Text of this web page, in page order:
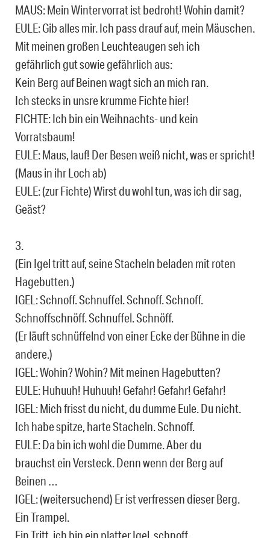
MAUS: Mein Wintervorrat ist bedroht! Wohin damit?
EULE: Gib alles mir. Ich pass drauf auf, mein Mäuschen.
Mit meinen großen Leuchteaugen seh ich
gefährlich gut sowie gefährlich aus:
Kein Berg auf Beinen wagt sich an mich ran.
Ich stecks in unsre krumme Fichte hier!
FICHTE: Ich bin ein Weihnachts- und kein
Vorratsbaum!
EULE: Maus, lauf! Der Besen weiß nicht, was er spricht!
(Maus in ihr Loch ab)
EULE: (zur Fichte) Wirst du wohl tun, was ich dir sag,
Geäst?
3.
(Ein Igel tritt auf, seine Stacheln beladen mit roten
Hagebutten.)
IGEL: Schnoff. Schnuffel. Schnoff. Schnoff.
Schnoffschnöff. Schnuffel. Schnöff.
(Er läuft schnüffelnd von einer Ecke der Bühne in die
andere.)
IGEL: Wohin? Wohin? Mit meinen Hagebutten?
EULE: Huhuuh! Huhuuh! Gefahr! Gefahr! Gefahr!
IGEL: Mich frisst du nicht, du dumme Eule. Du nicht.
Ich habe spitze, harte Stacheln. Schnoff.
EULE: Da bin ich wohl die Dumme. Aber du
brauchst ein Versteck. Denn wenn der Berg auf
Beinen …
IGEL: (weitersuchend) Er ist verfressen dieser Berg.
Ein Trampel.